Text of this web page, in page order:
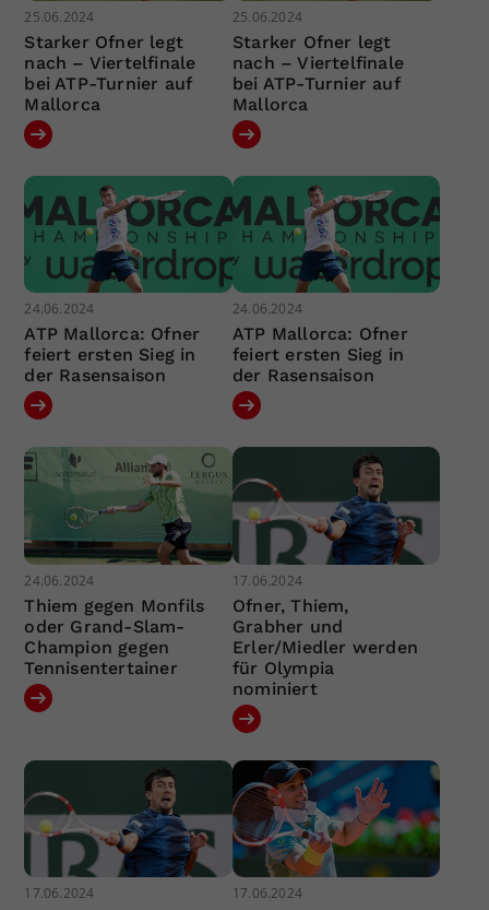
25.06.2024
Starker Ofner legt
nach – Viertelfinale
bei ATP-Turnier auf
Mallorca
25.06.2024
Starker Ofner legt
nach – Viertelfinale
bei ATP-Turnier auf
Mallorca
24.06.2024
ATP Mallorca: Ofner
feiert ersten Sieg in
der Rasensaison
24.06.2024
ATP Mallorca: Ofner
feiert ersten Sieg in
der Rasensaison
24.06.2024
Thiem gegen Monfils
oder Grand-Slam-
Champion gegen
Tennisentertainer
17.06.2024
Ofner, Thiem,
Grabher und
Erler/Miedler werden
für Olympia
nominiert
17.06.2024 17.06.2024